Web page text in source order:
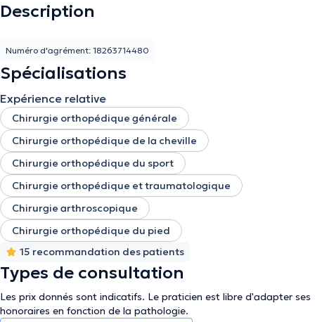
Description
Numéro d'agrément: 18263714480
Spécialisations
Expérience relative
Chirurgie orthopédique générale
Chirurgie orthopédique de la cheville
Chirurgie orthopédique du sport
Chirurgie orthopédique et traumatologique
Chirurgie arthroscopique
Chirurgie orthopédique du pied
15 recommandation des patients
Types de consultation
Les prix donnés sont indicatifs. Le praticien est libre d'adapter ses
honoraires en fonction de la pathologie.